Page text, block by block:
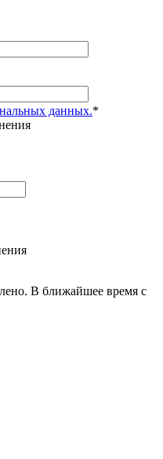
данных.*
В ближайшее время с